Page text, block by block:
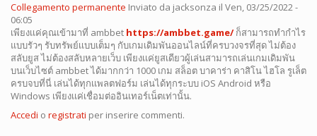
Collegamento permanente Inviato da jacksonza il Ven, 03/25/2022 -
06:05
เพียงเเค่คุณเข้ามาที่ ambbet https://ambbet.game/ก็สามารถทำกำไร
แบบรัวๆ รับทรัพย์เเบบเต็มๆ กับเกมเดิมพันออนไลน์ที่ครบวงจรที่สุด ไม่ต้อง
สลับยูส ไม่ต้องสลับหลายเว็บ เพียงเเค่ยูสเดียวผู้เล่นสามารถเล่นเกมเดิมพัน
บนเว็บไซต์ ambbet ได้มากกว่า 1000 เกม สล็อต บาคาร่า คาสิโน ไฮโล รูเล็ต
ครบจบที่นี่ เล่นได้ทุกเเพลตฟอร์ม เล่นได้ทุกระบบ iOS Android หรือ
Windows เพียงเเค่เชื่อมต่ออินเทอร์เน็ตเท่านั้น.
Accedi o registrati per inserire commenti.